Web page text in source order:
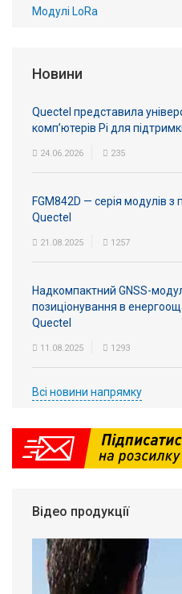
Модулі LoRa
Новини
Quectel представила
комп’ютерів Pi для
24.06.2026 235
FGM842D — серія модулів з
Quectel
21.08.2025 1257
Надкомпактний GNSS-
позиціонування в
Quectel
11.08.2025 1293
Всі новини напрямку
Відео продукції